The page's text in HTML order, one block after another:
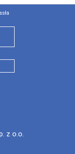
z o.o.